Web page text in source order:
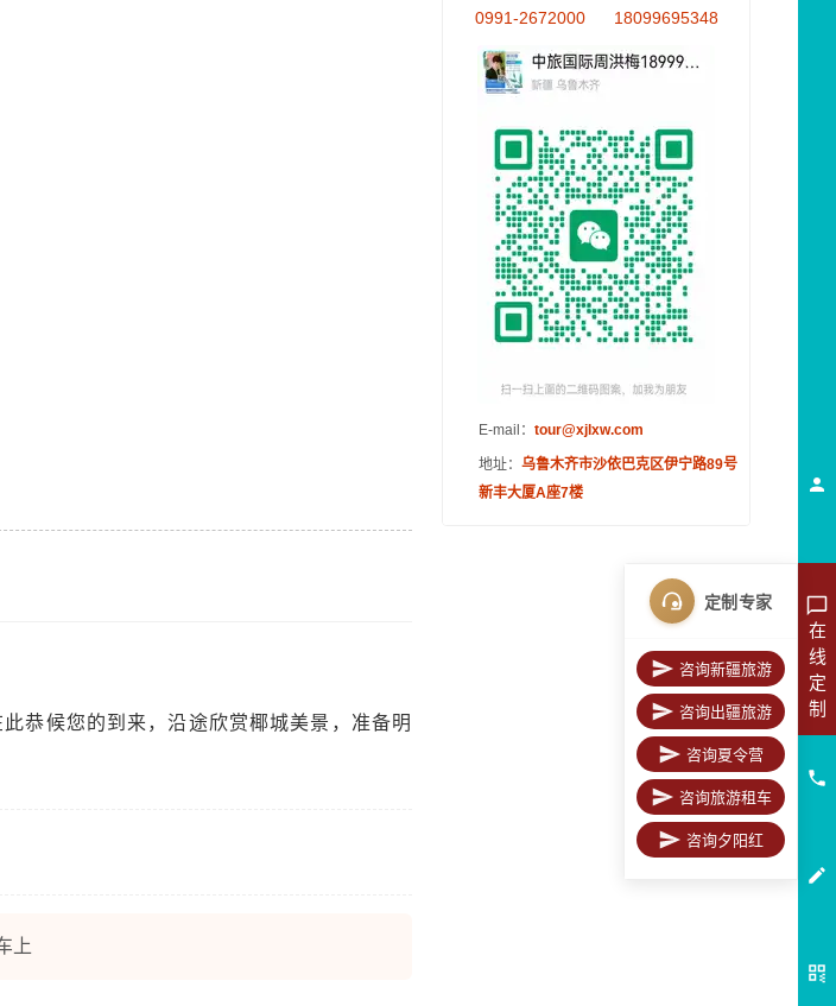
恭候您的到来，沿途欣赏椰城美景，准备明
上
0991-2672000
18099695348
E-mail： tour@xjlxw.com
地址： 乌鲁木齐市沙依巴克区伊宁路89号
新丰大厦A座7楼
在
线
定
制
定制专家
咨询新疆旅游
咨询出疆旅游
咨询夏令营
咨询旅游租车
咨询夕阳红